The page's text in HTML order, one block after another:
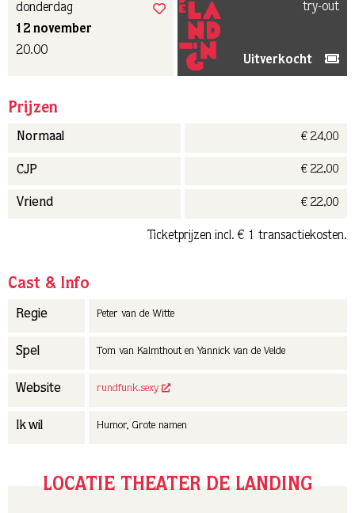
donderdag
12 november
20.00
try-out
Uitverkocht
Prijzen
Normaal € 24,00
CJP € 22,00
Vriend € 22,00
Ticketprijzen incl. € 1 transactiekosten.
Cast & Info
Regie Peter van de Witte
Spel Tom van Kalmthout en Yannick van de Velde
Website rundfunk.sexy
Ik wil Humor, Grote namen
LOCATIE THEATER DE LANDING